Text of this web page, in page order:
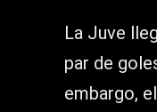
La Juve
par de
embargo,